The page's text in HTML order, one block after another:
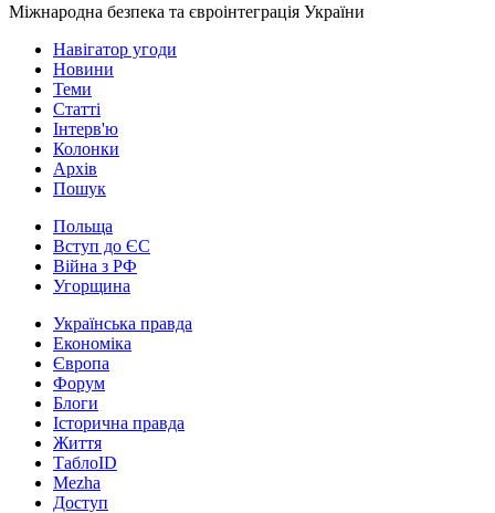
Міжнародна безпека та євроінтеграція України
Навігатор угоди
Новини
Теми
Статті
Інтерв'ю
Колонки
Архів
Пошук
Польща
Вступ до ЄС
Війна з РФ
Угорщина
Українська правда
Економіка
Європа
Форум
Блоги
Історична правда
Життя
ТаблоID
Mezha
Доступ